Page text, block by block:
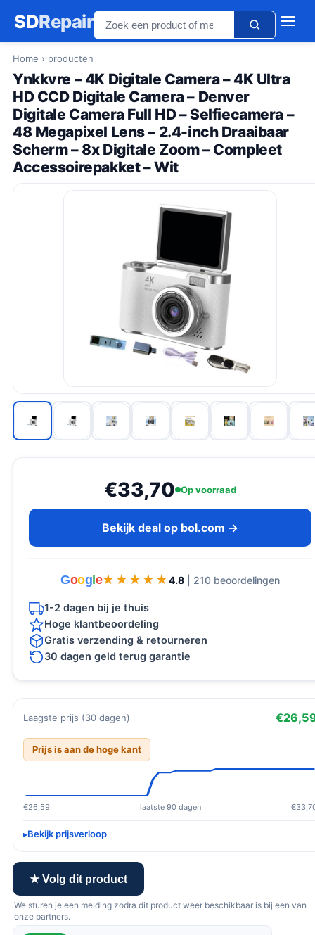
SDRepair
Home › producten
Ynkkvre – 4K Digitale Camera – 4K Ultra
HD CCD Digitale Camera – Denver
Digitale Camera Full HD – Selfiecamera –
48 Megapixel Lens – 2.4-inch Draaibaar
Scherm – 8x Digitale Zoom – Compleet
Accessoirepakket – Wit
€33,70 Op voorraad
Bekijk deal op bol.com →
Goog e★★★★★
★★★★★ 4.8 | 210 beoordelingen
1-2 dagen bij je thuis
Hoge klantbeoordeling
Gratis verzending & retourneren
30 dagen geld terug garantie
Laagste prijs (30 dagen)
Prijs is aan de hoge kant
€26,59 laatste 90 dagen
Bekijk prijsverloop
★ Volg dit product
We sturen je een melding zodra dit product weer beschikbaar is bij een van
onze partners.